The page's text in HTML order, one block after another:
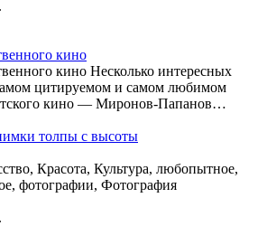
кино
кино Несколько интересных
цитируемом и самом любимом
кино — Миронов-Папанов…
Красота, Культура, любопытное,
фотографии, Фотография